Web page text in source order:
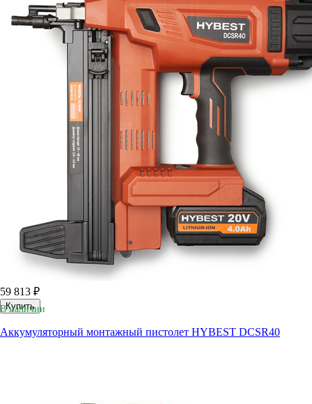
59 813 ₽
Купить
В наличии
Аккумуляторный монтажный пистолет HYBEST DCSR40